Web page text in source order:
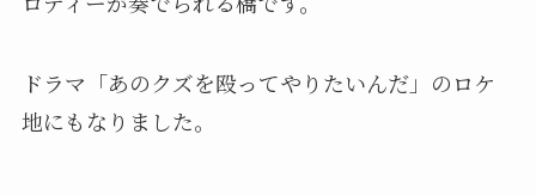
ドラマ「あのクズを殴ってやりたいんだ」のロケ
地にもなりました。